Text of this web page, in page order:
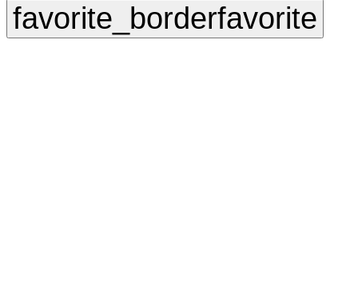
favorite_borderfavorite